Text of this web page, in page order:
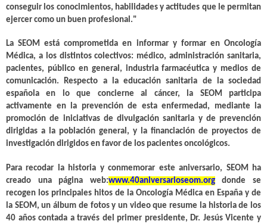
conseguir los conocimientos, habilidades y actitudes que le permitan
ejercer como un buen profesional."
La SEOM está comprometida en informar y formar en Oncología
Médica, a los distintos colectivos: médico, administración sanitaria,
pacientes, público en general, industria farmacéutica y medios de
comunicación. Respecto a la educación sanitaria de la sociedad
española en lo que concierne al cáncer, la SEOM participa
activamente en la prevención de esta enfermedad, mediante la
promoción de iniciativas de divulgación sanitaria y de prevención
dirigidas a la población general, y la financiación de proyectos de
investigación dirigidos en favor de los pacientes oncológicos.
Para recodar la historia y conmemorar este aniversario, SEOM ha
creado una página web:www.40aniversarioseom.orgdonde se
recogen los principales hitos de la Oncología Médica en España y de
la SEOM, un álbum de fotos y un video que resume la historia de los
40 años contada a través del primer presidente, Dr. Jesús Vicente y